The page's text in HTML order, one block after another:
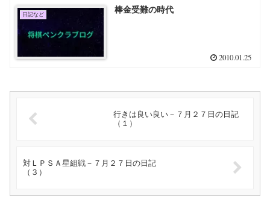
日記など 棒金受難の時代
2010.01.25
行きは良い良い－７月２７日の日記
（１）
対ＬＰＳＡ星組戦－７月２７日の日記
（３）